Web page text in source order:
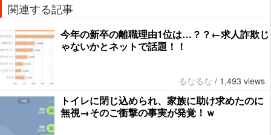
関連する記事
今年の新卒の離職理由1位は…？？←求人詐欺じ
ゃないかとネットで話題！！
るなるな / 1,493 views
トイレに閉じ込められ、家族に助け求めたのに
無視→そのご衝撃の事実が発覚！ｗ